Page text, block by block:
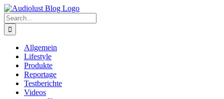
Skip
to
content
Search
for:
Allgemein
Lifestyle
Produkte
Reportage
Testberichte
Videos